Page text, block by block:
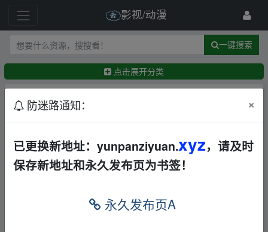
影视/动漫
一键搜索
点击展开分类
最新 精华
语中字[4.89G] 欧美 动漫 科幻 BD 夸克
迅雷
网盘
【伊藤润二狂热：日本恐怖故事】【全12集】【日
语中字】【1080P】【奇幻/恐怖/悬疑】
防迷路通知： ×
已更换新地址：yunpanziyuan.xyz，请及时
保存新地址和永久发布页为书签！
永久发布页A